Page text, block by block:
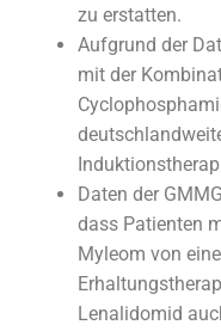
zu erstatten.
Aufgrund der
mit der
Daten der
dass Patienten
Myleom von
Lenalidomid